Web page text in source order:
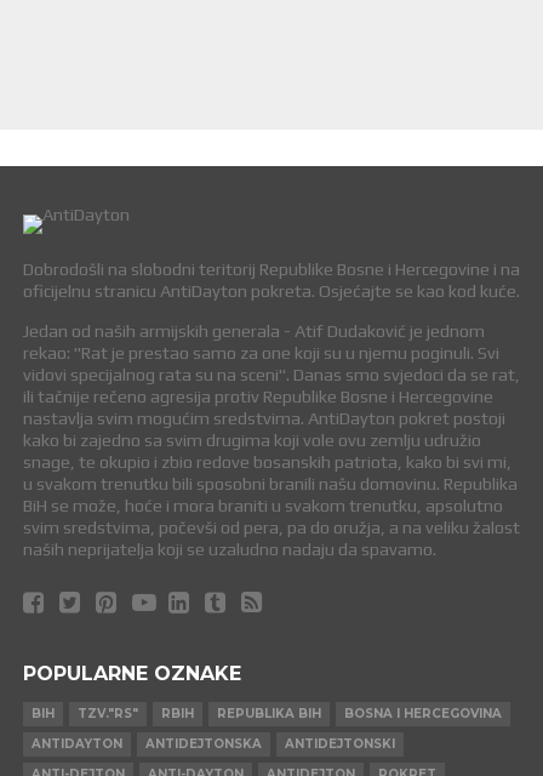
Dobrodošli na slobodni teritorij Republike Bosne i Hercegovine i na
oficijelnu stranicu AntiDayton pokreta. Osjećajte se kao kod kuće.
Jedan od naših armijskih generala - Atif Dudaković je jednom
rekao: "Rat je prestao samo za one koji su u njemu poginuli. Svi
vidovi specijalnog rata su na sceni". Danas smo svjedoci da se rat,
ili tačnije rečeno agresija protiv Republike Bosne i Hercegovine
nastavlja svim mogućim sredstvima. AntiDayton pokret postoji
kako bi zajedno sa svim drugima koji vole ovu zemlju udružio
snage, te okupio i zbio redove bosanskih patriota, kako bi svi mi,
u svakom trenutku bili sposobni branili našu domovinu. Republika
BiH se može, hoće i mora braniti u svakom trenutku, apsolutno
svim sredstvima, počevši od pera, pa do oružja, a na veliku žalost
naših neprijatelja koji se uzaludno nadaju da spavamo.
POPULARNE OZNAKE
BIH TZV."RS" RBIH REPUBLIKA BIH
BOSNA I HERCEGOVINA
ANTIDAYTON
ANTIDEJTONSKA
ANTIDEJTONSKI